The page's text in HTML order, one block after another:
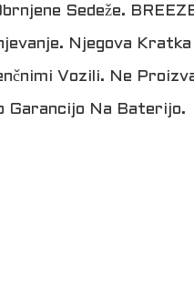
Sedeže.
Njegova Kratka
Vozili. Ne
Garancijo Na Baterijo.